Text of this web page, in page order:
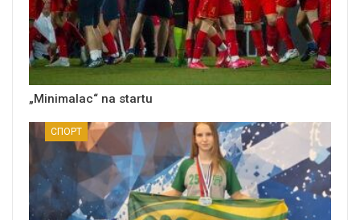
„Minimalac“ na startu
СПОРТ